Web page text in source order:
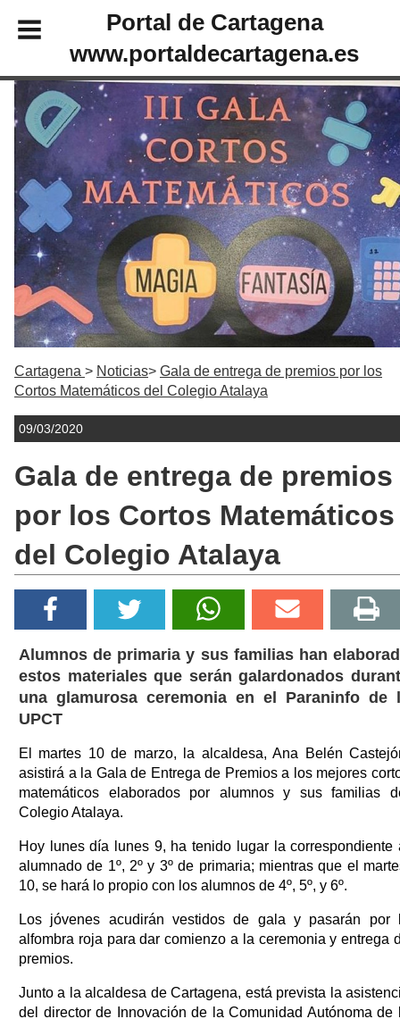
Portal de Cartagena
www.portaldecartagena.es
Cartagena Noticias
Gala de entrega de premios por los
Cortos Matemáticos del Colegio Atalaya
09/03/2020
Gala de entrega de premios
por los Cortos Matemáticos
del Colegio Atalaya
Alumnos de primaria y sus familias han
estos materiales que serán galardonados
una glamurosa ceremonia en el Paraninfo de
UPCT
El martes 10 de marzo, la alcaldesa, Ana Belén
asistirá a la Gala de Entrega de Premios a los mejores
matemáticos elaborados por alumnos y sus familias
Colegio Atalaya.
Hoy lunes día lunes 9, ha tenido lugar la correspondiente
alumnado de 1º, 2º y 3º de primaria; mientras que el
10, se hará lo propio con los alumnos de 4º, 5º, y 6º.
Los jóvenes acudirán vestidos de gala y pasarán por
alfombra roja para dar comienzo a la ceremonia y entrega
premios.
Junto a la alcaldesa de Cartagena, está prevista la
del director de Innovación de la Comunidad Autónoma de